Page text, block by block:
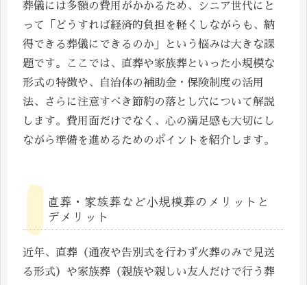
葬儀には多額の費用がかかるため、シニア世代にと
って「どうすれば経済的負担を軽くしながらも、納
得できる葬儀にできるのか」という悩みは大きな課
題です。ここでは、直葬や家族葬といった小規模な
形式の特徴や、自治体の補助金・保険制度の活用
法、さらに注意すべき節約の落とし穴について解説
します。費用面だけでなく、心の満足感も大切にし
ながら準備を進めるためのポイントを紹介します。
直葬・家族葬など小規模葬のメリットと
デメリット
近年、直葬（通夜や告別式を行わず火葬のみで見送
る形式）や家族葬（親族や親しい友人だけで行う葬